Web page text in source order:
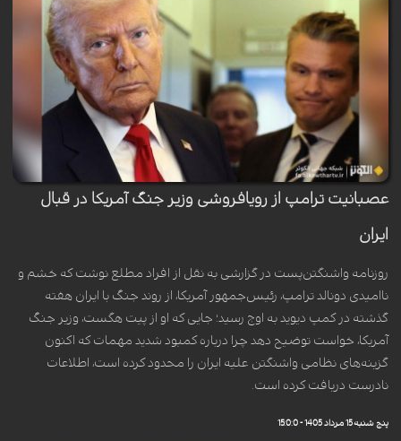
عصبانیت ترامپ از رویافروشی وزیر جنگ آمریکا در قبال
ایران
روزنامه واشنگتن‌پست در گزارشی به نقل از افراد مطلع نوشت که خشم و
ناامیدی دونالد ترامپ، رئیس‌جمهور آمریکا، از روند جنگ با ایران هفته
گذشته در کمپ دیوید به اوج رسید؛ جایی که او از پیت هگست، وزیر جنگ
آمریکا، خواست توضیح دهد چرا درباره کمبود شدید مهمات که اکنون
گزینه‌های نظامی واشنگتن علیه ایران را محدود کرده است، اطلاعات
نادرست دریافت کرده است.
پنج شنبه 15 مرداد 1405 - 15:0:0